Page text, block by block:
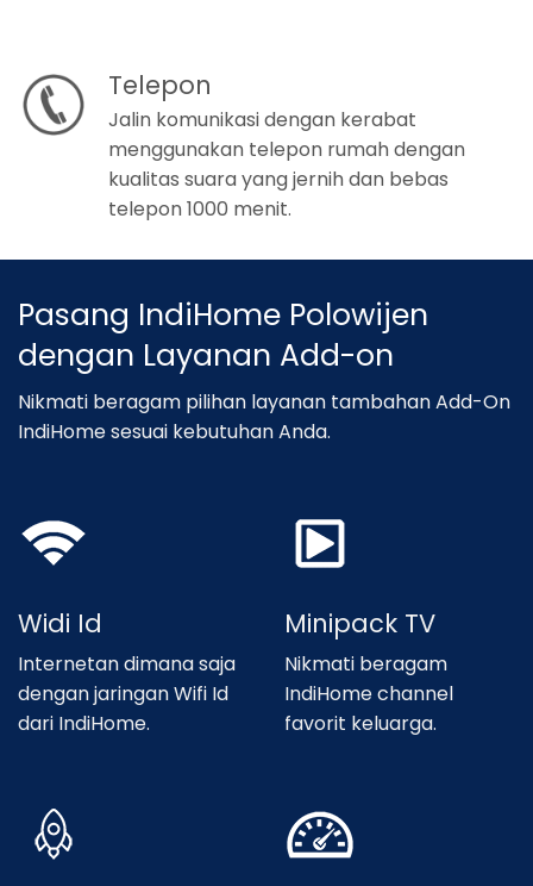
Telepon
Jalin komunikasi dengan kerabat
menggunakan telepon rumah dengan
kualitas suara yang jernih dan bebas
telepon 1000 menit.
Pasang IndiHome Polowijen
dengan Layanan Add-on
Nikmati beragam pilihan layanan tambahan Add-On
IndiHome sesuai kebutuhan Anda.
Widi Id
Internetan dimana saja
dengan jaringan Wifi Id
dari IndiHome.
Minipack TV
Nikmati beragam
IndiHome channel
favorit keluarga.